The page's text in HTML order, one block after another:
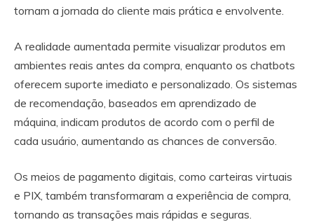
tornam a jornada do cliente mais prática e envolvente.
A realidade aumentada permite visualizar produtos em
ambientes reais antes da compra, enquanto os chatbots
oferecem suporte imediato e personalizado. Os sistemas
de recomendação, baseados em aprendizado de
máquina, indicam produtos de acordo com o perfil de
cada usuário, aumentando as chances de conversão.
Os meios de pagamento digitais, como carteiras virtuais
e PIX, também transformaram a experiência de compra,
tornando as transações mais rápidas e seguras.